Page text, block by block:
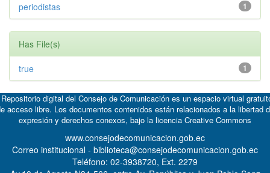
1
periodistas
Has File(s)
1
true
digital del Consejo de Comunicación es un espacio virtual
acceso libre. Los documentos contenidos están relacionados a la libertad
expresión y derechos conexos, bajo la licencia Creative Commons
www.consejodecomunicacion.gob.ec
Correo institucional - biblioteca@consejodecomunicacion.gob.ec
Teléfono: 02-3938720, Ext. 2279